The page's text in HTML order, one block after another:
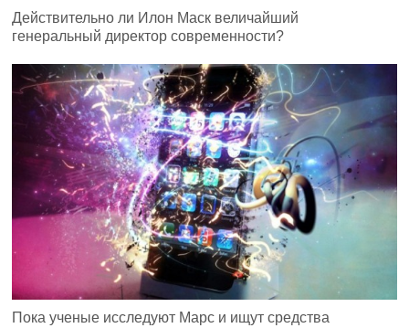
Действительно ли Илон Маск величайший
генеральный директор современности?
Пока ученые исследуют Марс и ищут средства